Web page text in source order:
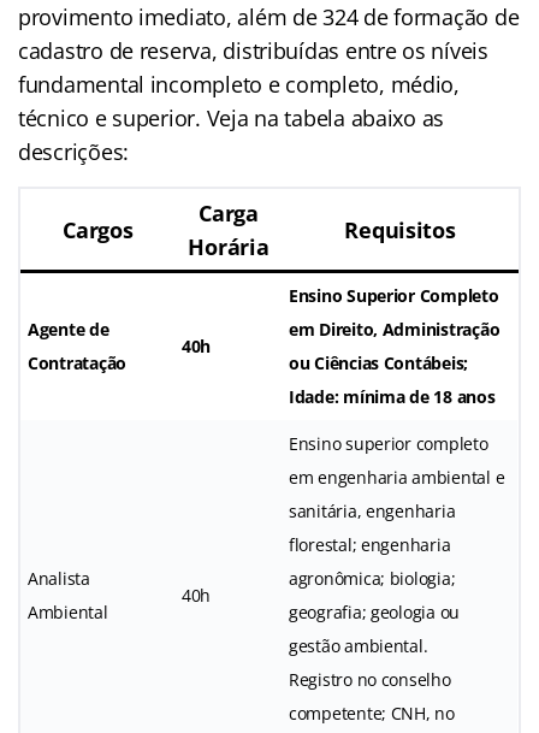
provimento imediato, além de 324 de formação de
cadastro de reserva, distribuídas entre os níveis
fundamental incompleto e completo, médio,
técnico e superior. Veja na tabela abaixo as
descrições:
Cargos
Carga
Horária
Requisitos
Agente de
Contratação
40h
Ensino Superior Completo
em Direito, Administração
ou Ciências Contábeis;
Idade: mínima de 18 anos
Analista
Ambiental
40h
Ensino superior completo
em engenharia ambiental e
sanitária, engenharia
florestal; engenharia
agronômica; biologia;
geografia; geologia ou
gestão ambiental.
Registro no conselho
competente; CNH, no